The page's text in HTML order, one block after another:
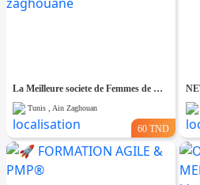
La Meilleure societe de Femmes de Ménage A Ain zaghouane
Tunis , Ain Zaghouan
60 TND